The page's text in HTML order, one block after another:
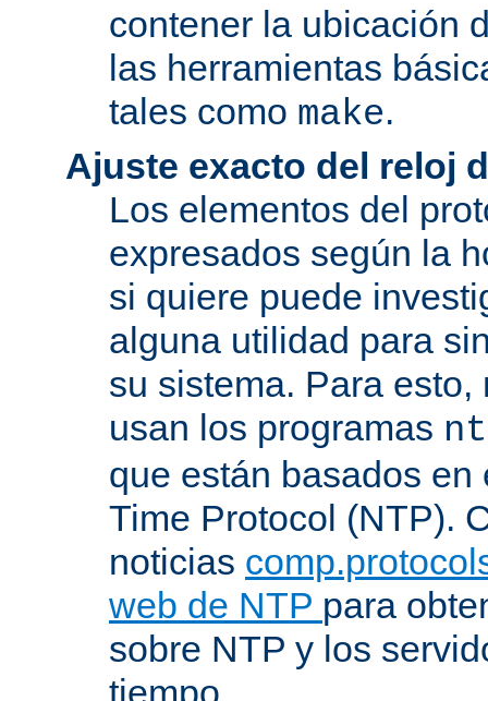
contener la ubicación
las herramientas
tales como make.
Ajuste exacto del reloj
Los elementos del
expresados según la
si quiere puede
alguna utilidad para
su sistema. Para esto,
usan los programas
que están basados
Time Protocol (NTP).
noticias
web de NTP para
sobre NTP y los
tiempo.